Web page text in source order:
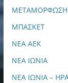
ΜΕΤΑΜΟΡΦΩΣΗ
ΜΠΑΣΚΕΤ
ΝΕΑ ΑΕΚ
ΝΕΑ ΙΩΝΙΑ
ΝΕΑ ΙΩΝΙΑ –